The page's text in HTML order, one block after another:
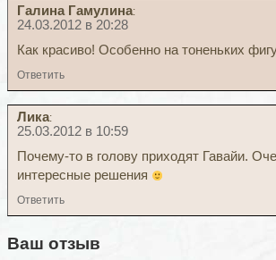
Галина Гамулина:
24.03.2012 в 20:28
Как красиво! Особенно на тоненьких
Ответить
Лика:
25.03.2012 в 10:59
Почему-то в голову приходят Гавайи.
интересные решения
Ответить
Ваш отзыв